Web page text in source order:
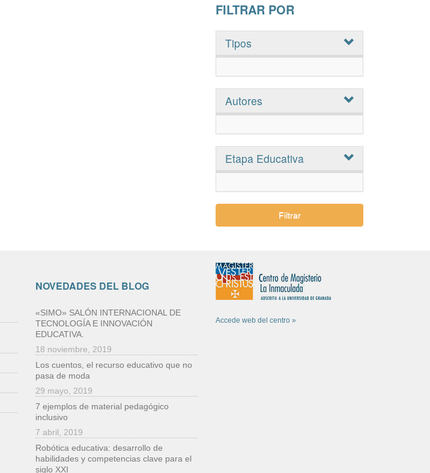
FILTRAR POR
Tipos
Autores
Etapa Educativa
Filtrar
NOVEDADES DEL BLOG
«SIMO» SALÓN INTERNACIONAL DE
TECNOLOGÍA E INNOVACIÓN
EDUCATIVA.
18 noviembre, 2019
Los cuentos, el recurso educativo que no
pasa de moda
29 mayo, 2019
7 ejemplos de material pedagógico
inclusivo
7 abril, 2019
Robótica educativa: desarrollo de
habilidades y competencias clave para el
siglo XXI
Accede web del centro »